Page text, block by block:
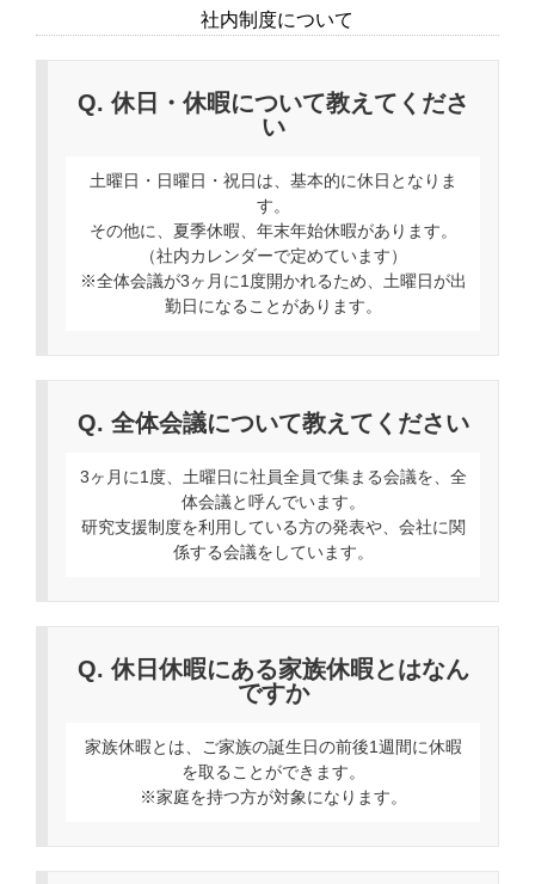
社内制度について
Q. 休日・休暇について教えてくださ
い
土曜日・日曜日・祝日は、基本的に休日となりま
す。
その他に、夏季休暇、年末年始休暇があります。
（社内カレンダーで定めています）
※全体会議が3ヶ月に1度開かれるため、土曜日が出
勤日になることがあります。
Q. 全体会議について教えてください
3ヶ月に1度、土曜日に社員全員で集まる会議を、全
体会議と呼んでいます。
研究支援制度を利用している方の発表や、会社に関
係する会議をしています。
Q. 休日休暇にある家族休暇とはなん
ですか
家族休暇とは、ご家族の誕生日の前後1週間に休暇
を取ることができます。
※家庭を持つ方が対象になります。